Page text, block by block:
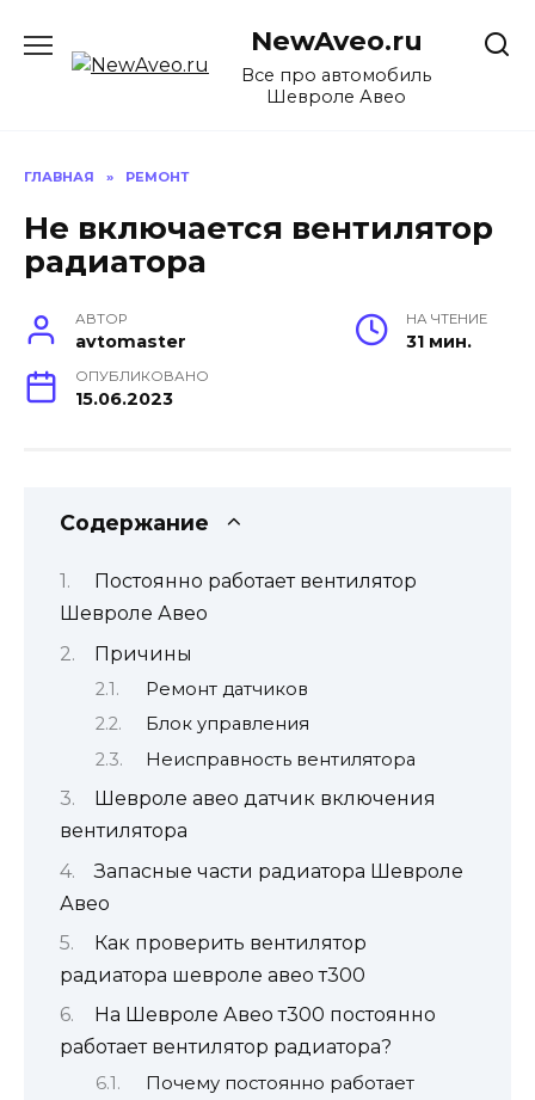
содержанию
NewAveo.ru
Все про автомобиль
Шевроле Авео
ГЛАВНАЯ » РЕМОНТ
Не включается вентилятор
радиатора
АВТОР
avtomaster
НА ЧТЕНИЕ
31 мин.
ОПУБЛИКОВАНО
15.06.2023
Содержание
Постоянно работает вентилятор
Шевроле Авео
Причины
Ремонт датчиков
Блок управления
Неисправность вентилятора
Шевроле авео датчик включения
вентилятора
Запасные части радиатора Шевроле
Авео
Как проверить вентилятор
радиатора шевроле авео т300
На Шевроле Авео т300 постоянно
работает вентилятор радиатора?
Почему постоянно работает